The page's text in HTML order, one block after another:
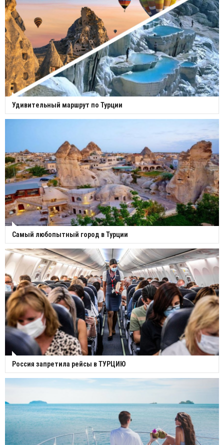
Удивительный маршрут по Турции
Самый любопытный город в Турции
Россия запретила рейсы в ТУРЦИЮ